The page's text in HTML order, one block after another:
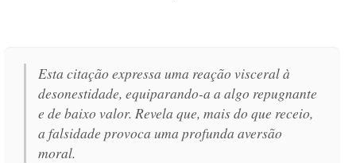
Esta citação expressa uma reação visceral à
desonestidade, equiparando-a a algo repugnante
e de baixo valor. Revela que, mais do que receio,
a falsidade provoca uma profunda aversão
moral.